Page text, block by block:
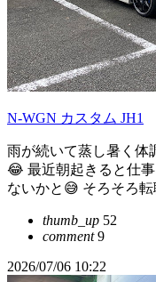
N-WGN カスタム JH1
雨が続いて蒸し暑く体
😂 最近朝起きると仕
ないかと😅 そろそろ
thumb_up 52
comment9
2026/07/06 10:22